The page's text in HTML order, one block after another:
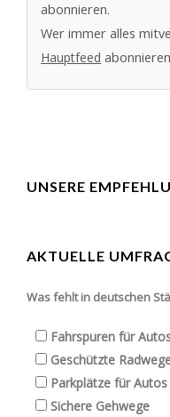
abonnieren.
Wer immer alles
Hauptfeed
UNSERE
AKTUELLE
Was fehlt in deutschen
Fahrspuren für
Geschützte
Parkplätze für Autos
Sichere Gehwege